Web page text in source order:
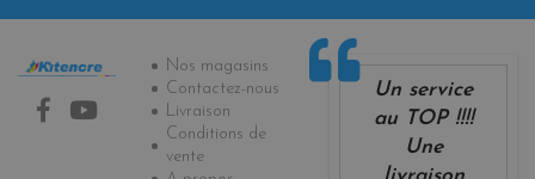
Informations
Nos magasins
Contactez-nous
Livraison
Conditions de
vente
Un service
au TOP !!!!
Une